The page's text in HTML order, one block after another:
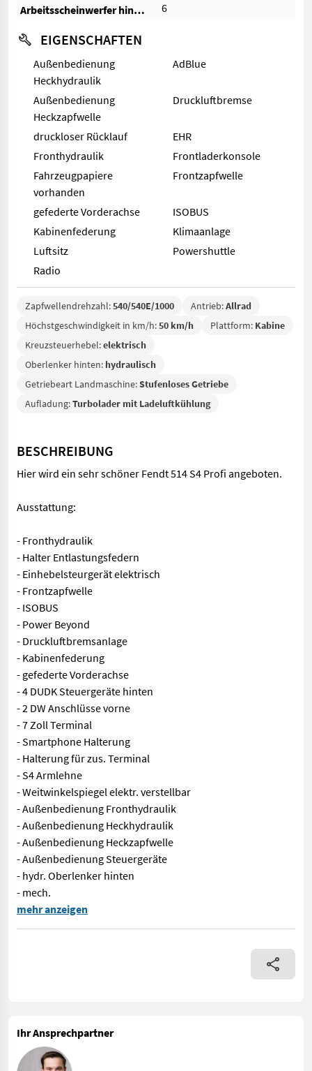
Arbeitsscheinwerfer hinten
6
EIGENSCHAFTEN
Außenbedienung
Heckhydraulik
AdBlue
Außenbedienung
Heckzapfwelle
Druckluftbremse
druckloser Rücklauf
EHR
Fronthydraulik
Frontladerkonsole
Fahrzeugpapiere
vorhanden
Frontzapfwelle
gefederte Vorderachse
ISOBUS
Kabinenfederung
Klimaanlage
Luftsitz
Powershuttle
Radio
Zapfwellendrehzahl:540/540E/1000 Antrieb:Allrad
Höchstgeschwindigkeit in km/h:50 km/h Plattform: Kabine
Kreuzsteuerhebel:elektrisch
Oberlenker hinten: hydraulisch
Getriebeart Landmaschine:Stufenloses Getriebe
Aufladung:Turbolader mit Ladeluftkühlung
BESCHREIBUNG
Hier wird ein sehr schöner Fendt 514 S4 Profi angeboten.
Ausstattung:
- Fronthydraulik
- Halter Entlastungsfedern
- Einhebelsteurgerät elektrisch
- Frontzapfwelle
- ISOBUS
- Power Beyond
- Druckluftbremsanlage
- Kabinenfederung
- gefederte Vorderachse
- 4 DUDK Steuergeräte hinten
- 2 DW Anschlüsse vorne
- 7 Zoll Terminal
- Smartphone Halterung
- Halterung für zus. Terminal
- S4 Armlehne
- Weitwinkelspiegel elektr. verstellbar
- Außenbedienung Fronthydraulik
- Außenbedienung Heckhydraulik
- Außenbedienung Heckzapfwelle
- Außenbedienung Steuergeräte
- hydr. Oberlenker hinten
- mech.
Hier wird ein sehr schöner Fendt 514 S4 Profi angeboten.
mehr anzeigen
Ihr Ansprechpartner